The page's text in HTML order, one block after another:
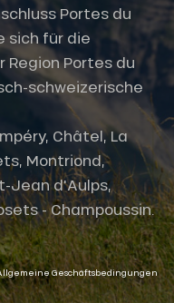
Portes du
sich für die
Region Portes du
schweizerische
Châtel, La
Montriond,
Jean d'Aulps,
- Champoussin.
Geschäftsbedingungen